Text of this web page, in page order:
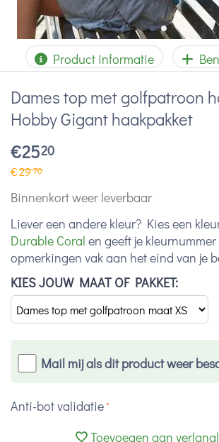
Product informatie
Dames top met golfpatroon
Hobby Gigant haakpakket
€2520
€2970
Binnenkort weer leverbaar
Liever een andere kleur? Kies een
Durable Coral en geeft je
opmerkingen vak aan het eind van je
KIES JOUW MAAT OF PAKKET:
Mail mij als dit product weer
Anti-bot validatie
Toevoegen aan